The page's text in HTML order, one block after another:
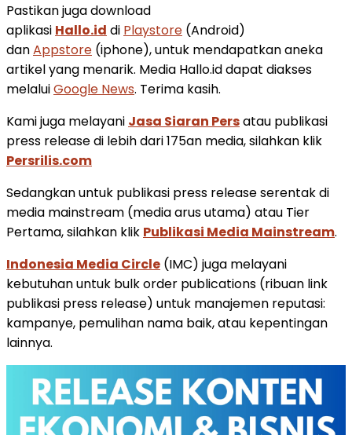
Pastikan juga download
aplikasi Hallo.id di Playstore (Android)
danAppstore (iphone), untuk mendapatkan aneka
artikel yang menarik. Media Hallo.id dapat diakses
melaluiGoogle News. Terima kasih.
Kami juga melayani Jasa Siaran Persatau publikasi
press release di lebih dari 175an media, silahkan klik
Persrilis.com
Sedangkan untuk publikasi press release serentak di
media mainstream (media arus utama) atau Tier
Pertama, silahkan klik Publikasi Media Mainstream.
Indonesia Media Circle (IMC) juga melayani
kebutuhan untuk bulk order publications (ribuan link
publikasi press release) untuk manajemen reputasi:
kampanye, pemulihan nama baik, atau kepentingan
lainnya.